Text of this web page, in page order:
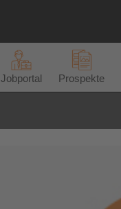
Jobportal Prospekte